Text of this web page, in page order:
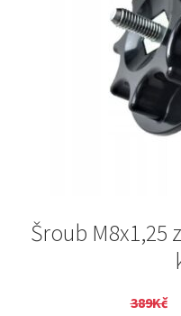
Šroub M8x1,25
389Kč